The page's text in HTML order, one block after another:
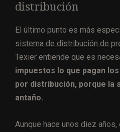
distribución
El último punto es más
sistema de distribución de
Texier entiende que es
impuestos lo que pagan
por distribución, porque la
antaño.
Aunque hace unos diez